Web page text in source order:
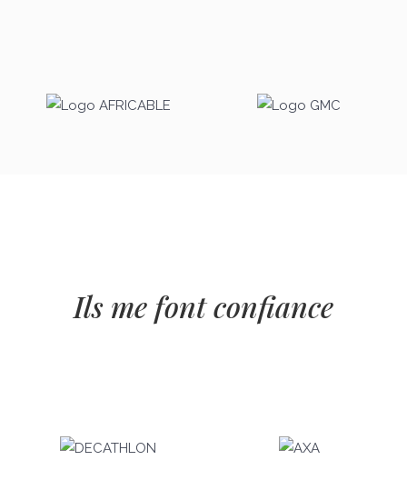
Ils me font confiance